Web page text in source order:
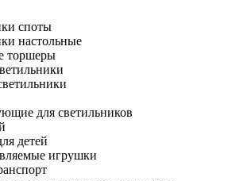
споты
настольные
торшеры
для светильников
детей
игрушки